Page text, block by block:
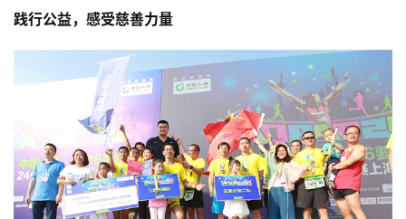
践行公益，感受慈善力量